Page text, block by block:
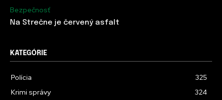
Bezpečnosť
Na Strečne je červený asfalt
KATEGÓRIE
Polícia
325
Krimi správy
324